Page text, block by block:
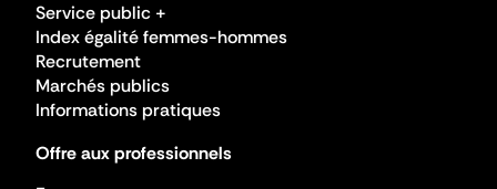
Service public +
Index égalité femmes-hommes
Recrutement
Marchés publics
Informations pratiques
Offre aux professionnels